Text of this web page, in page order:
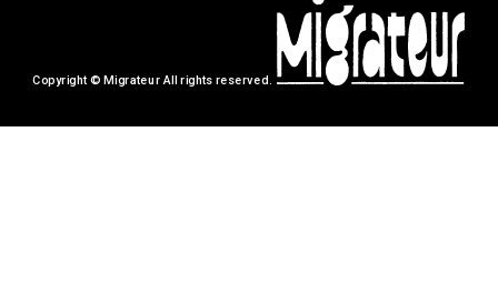
Copyright © Migrateur All rights reserved.